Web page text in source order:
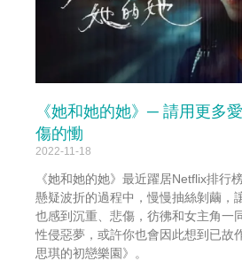
《她和她的她》─ 請用更多
傷的慟
2022-11-18
《她和她的她》最近躍居Netflix排行
懸疑波折的過程中，慢慢抽絲剝繭，
也感到沉重、悲傷，彷彿和女主角一
性侵惡夢，或許你也會因此想到已故
思琪的初戀樂園》。